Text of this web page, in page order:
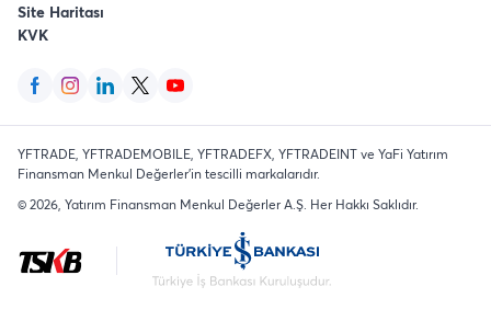
Site Haritası
KVK
YFTRADE, YFTRADEMOBILE, YFTRADEFX, YFTRADEINT ve YaFi Yatırım
Finansman Menkul Değerler'in tescilli markalarıdır.
©2026 , Yatırım Finansman Menkul Değerler A.Ş. Her Hakkı Saklıdır.